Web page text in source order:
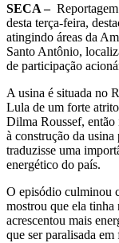
SECA –
desta terça-feira,
atingindo áreas da
Santo Antônio,
de participação
A usina é situada no
Lula de um forte
Dilma Roussef,
à construção da usina
traduzisse uma
energético do país.
O episódio culminou
mostrou que ela
acrescentou mais
que ser paralisada